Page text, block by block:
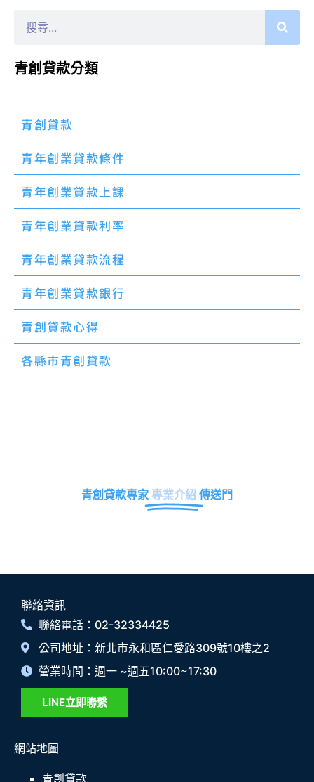
青創貸款分類
青創貸款
青年創業貸款條件
青年創業貸款上課
青年創業貸款利率
青年創業貸款流程
青年創業貸款銀行
青創貸款心得
各縣市青創貸款
青創貸款專家 專業介紹 傳送門
聯絡資訊
聯絡電話：02-32334425
公司地址：新北市永和區仁愛路309號10樓之2
營業時間：週一 ~週五10:00~17:30
LINE立即聯繫
網站地圖
青創貸款